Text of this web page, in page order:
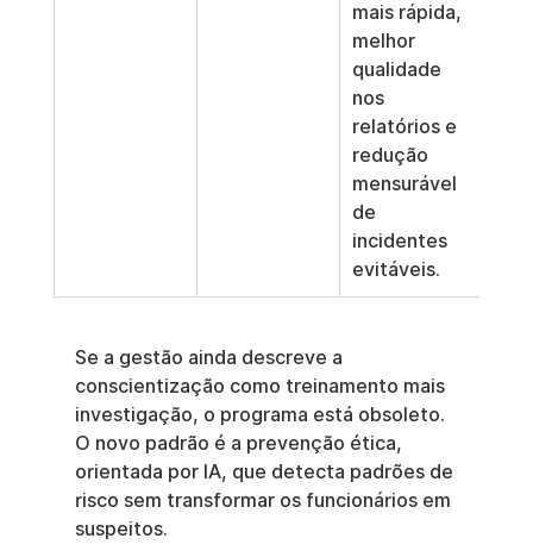
mais rápida,
melhor
qualidade
nos
relatórios e
redução
mensurável
de
incidentes
evitáveis.
Se a gestão ainda descreve a
conscientização como treinamento mais
investigação, o programa está obsoleto.
O novo padrão é a prevenção ética,
orientada por IA, que detecta padrões de
risco sem transformar os funcionários em
suspeitos.